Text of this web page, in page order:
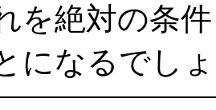
を絶対の条
になるでし